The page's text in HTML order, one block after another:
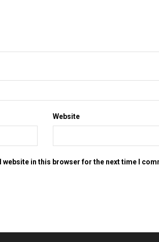
Website
website in this browser for the next time I